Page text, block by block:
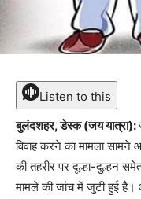
Listen to this
बुलंदशहर, डेस्क (जय यात्रा):
विवाह करने का मामला सामने
की तहरीर पर दूल्हा-दुल्हन
मामले की जांच में जुटी हुई है।